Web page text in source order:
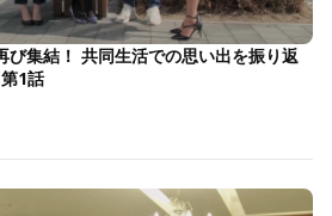
び集結！ 共同生活での思い出を振り返
1話